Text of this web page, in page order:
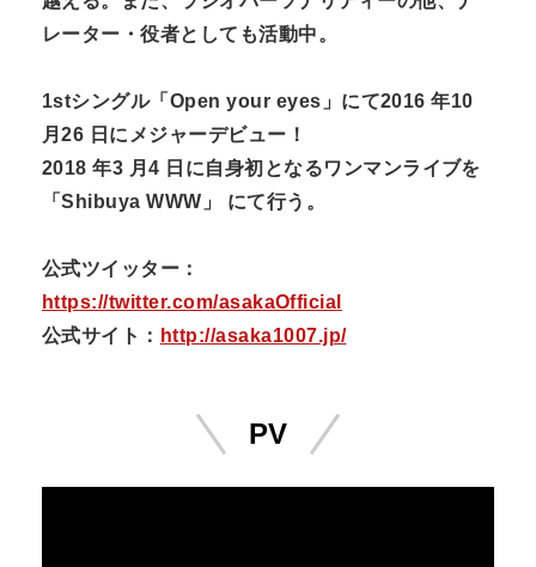
レーター・役者としても活動中。
1stシングル「Open your eyes」にて2016 年10
月26 日にメジャーデビュー！
2018 年3 月4 日に自身初となるワンマンライブを
「Shibuya WWW」 にて行う。
公式ツイッター：
https://twitter.com/asakaOfficial
公式サイト： http://asaka1007.jp/
PV